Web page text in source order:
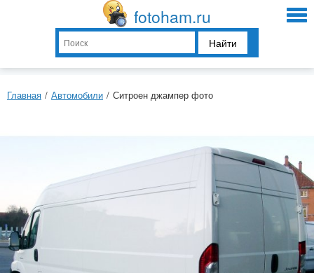
fotoham.ru
Найти
Главная / Автомобили / Ситроен джампер фото